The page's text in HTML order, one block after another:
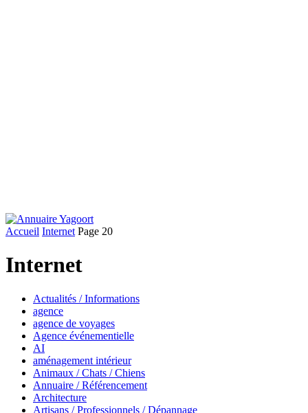
Accueil Internet Page 20
Internet
Actualités / Informations
agence
agence de voyages
Agence événementielle
AI
aménagement intérieur
Animaux / Chats / Chiens
Annuaire / Référencement
Architecture
Artisans / Professionnels / Dépannage